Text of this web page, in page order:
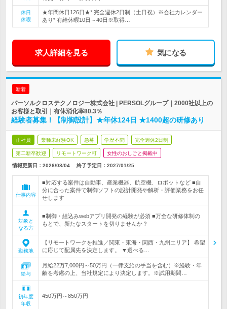
休日
休暇
★年間休日126日★* 完全週休2日制（土日祝）※会社カレンダー
あり* 有給休暇10日～40日※取得…
求人詳細を見る 気になる
新着
パーソルクロステクノロジー株式会社 | PERSOLグループ｜2000社以上の
お客様と取引｜有休消化率80.3％
経験者募集！【制御設計】★年休124日 ★1400超の研修あり
正社員 業種未経験OK 急募 学歴不問 完全週休2日制
第二新卒歓迎 リモートワーク可 女性のおしごと掲載中
情報更新日：2026/08/04 終了予定日： 2027/01/25
仕事内容
■対応する案件は自動車、産業機器、航空機、ロボットなど ■自
分に合った案件で制御ソフトの設計開発や解析・評価業務をお任
せします
対象と
なる方
■制御・組込みwebアプリ開発の経験が必須 ■万全な研修体制の
もとで、新たなスタートを切りませんか？
勤務地
【リモートワークを推進／関東・東海・関西・九州エリア】 希望
に応じて配属先を決定します。 ▼選べる…
給与
月給22万7,000円～50万円（一律支給の手当を含む）※経験・年
齢を考慮の上、当社規定により決定します。※試用期間…
初年度
年収
450万円～850万円